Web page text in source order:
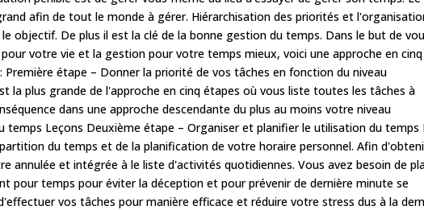
afin de tout le monde à gérer. Hiérarchisation des priorités et
objectif. De plus il est la clé de la bonne gestion du temps. Dans le but de
votre vie et la gestion pour votre temps mieux, voici une approche en cinq
étape – Donner la priorité de vos tâches en fonction du niveau
la plus grande de l'approche en cinq étapes où vous liste toutes les tâches à
dans une approche descendante du plus au moins votre niveau
temps Leçons Deuxième étape – Organiser et planifier le utilisation du temps
du temps et de la planification de votre horaire personnel. Afin
annulée et intégrée à le liste d'activités quotidiennes. Vous avez besoin de
pour temps pour éviter la déception et pour prévenir de dernière minute se
vos tâches pour manière efficace et réduire votre stress dus à la